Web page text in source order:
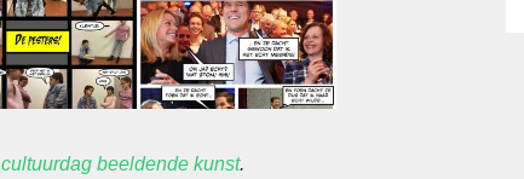
cultuurdag beeldende kunst.